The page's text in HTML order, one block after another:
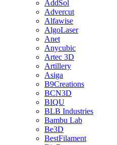
AddSol
Advercut
Alfawise
AlgoLaser
Anet
Anycubic
Artec 3D
Artillery
Asiga
B9Creations
BCN3D
BIQU
BLB Industries
Bambu Lab
Be3D
BestFilament